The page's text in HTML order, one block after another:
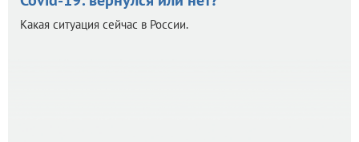
Какая ситуация сейчас в России.